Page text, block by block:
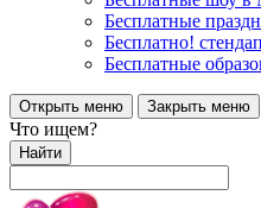
Бесплатные
Бесплатно!
Бесплатные
Открыть меню Закрыть меню
Что ищем?
Найти